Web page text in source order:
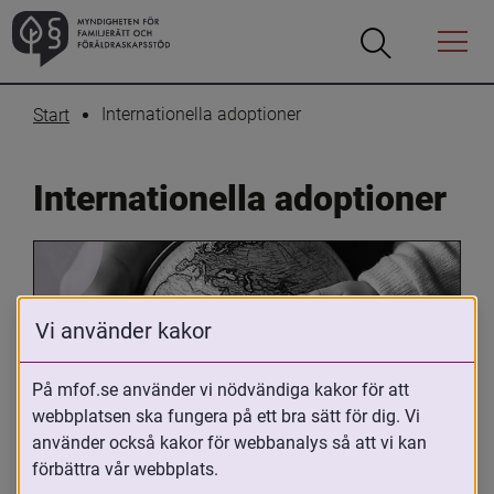
Öppna
Öppna
Menyn
Start Internationella adoptioner
Internationella adoptioner
Oavsett om du är adopterad,
adoptivförälder eller arbetar med
Vi använder kakor
På mfof.se använder vi nödvändiga kakor för att
webbplatsen ska fungera på ett bra sätt för dig. Vi
använder också kakor för webbanalys så att vi kan
förbättra vår webbplats.